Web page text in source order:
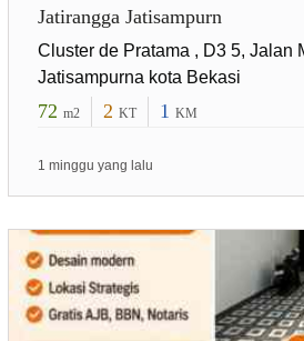
Jatirangga Jatisampurn
Cluster de Pratama , D3 5, Jalan
Jatisampurna kota Bekasi
72 m2 2 KT 1 KM
1 minggu yang lalu